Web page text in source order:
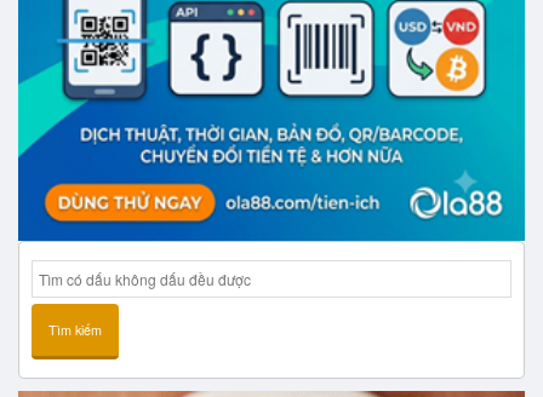
Tìm kiếm